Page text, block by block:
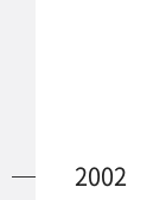
2002